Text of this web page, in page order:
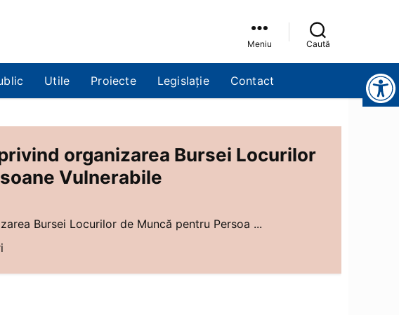
Meniu Caută
Utile Proiecte Legislație Contact
Instrumente pentru accesibilitate
organizarea Bursei Locurilor
Vulnerabile
Bursei Locurilor de Muncă pentru Persoa ...